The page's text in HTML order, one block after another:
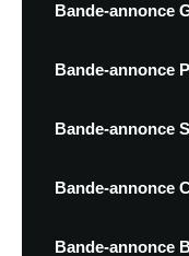
Bande-annonce
Bande-annonce
Bande-annonce
Bande-annonce
Bande-annonce